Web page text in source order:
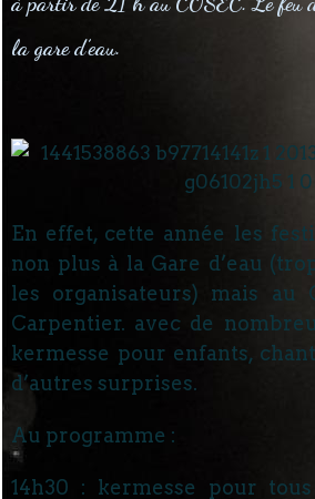
la gare d’eau.
En effet, cette année les
non plus à la Gare d’eau
les organisateurs) mais au
Carpentier. avec de
kermesse pour enfants,
d’autres surprises.
Au programme :
14h30 : kermesse pour